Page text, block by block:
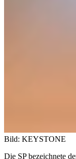
Bild: KEYSTONE
Die SP bezeichnete